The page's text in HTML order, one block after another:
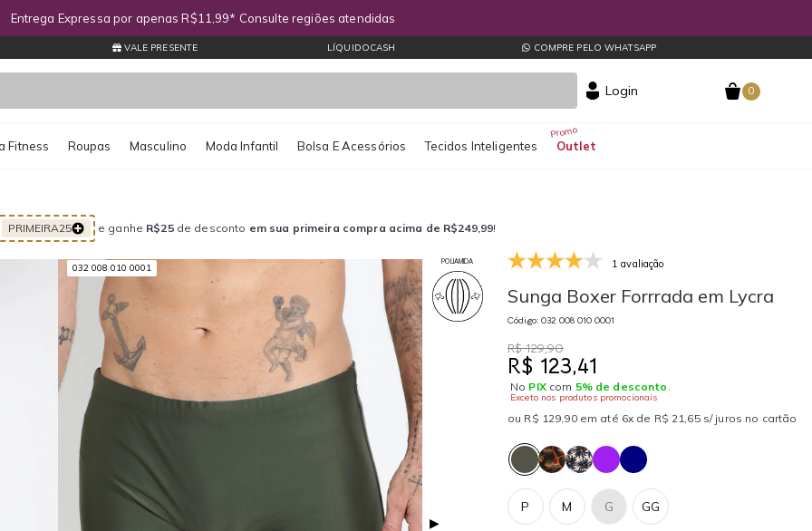
Entrega Expressa por apenas R$11,99* Consulte regiões atendidas
VALE PRESENTE LÍQUIDOCASH COMPRE PELO WHATSAPP
Login 0
Bolsa E Acessórios
Masculino Moda Infantil
Roupas
Fitness Outlet
Tecidos Inteligentes
PRIMEIRA25 e ganhe R$25de desconto em sua primeira compra acima de R$249,99!
032 008 010 0001 032 008 010 0001
▶
1 avaliação
POLIAMIDA
Sunga Boxer Forrrada em Lycra
Código: 032 008 010 0001
R$ 129,90
R$ 123,41
No PIXcom 5% de desconto .
Exceto nos produtos promocionais
ou R$ 129,90 em até 6x de R$ 21,65 s/ juros no cartão
GG
M
P G